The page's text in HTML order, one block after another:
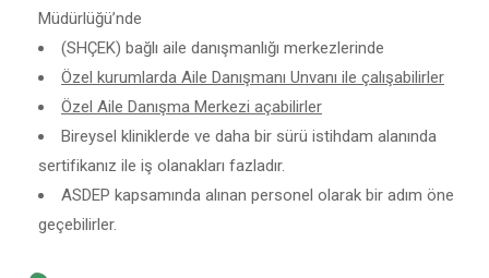
Müdürlüğü’nde
(SHÇEK) bağlı aile danışmanlığı merkezlerinde
Özel kurumlarda Aile Danışmanı Unvanı ile çalışabilirler
Özel Aile Danışma Merkezi açabilirler
Bireysel kliniklerde ve daha bir sürü istihdam alanında
sertifikanız ile iş olanakları fazladır.
ASDEP kapsamında alınan personel olarak bir adım öne
geçebilirler.